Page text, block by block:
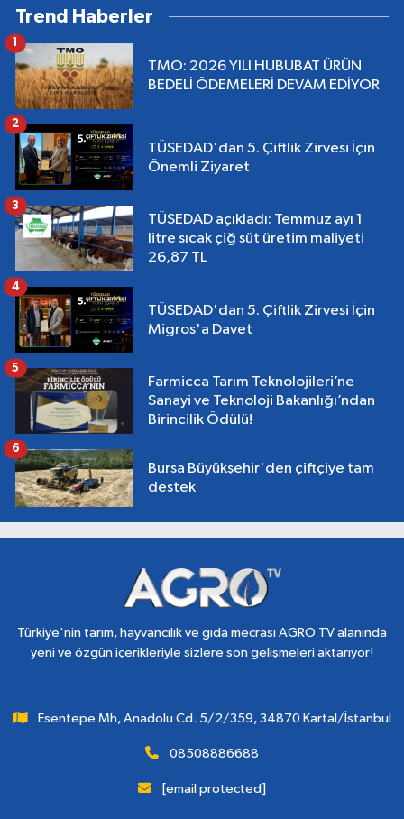
Trend Haberler
TMO: 2026 YILI HUBUBAT ÜRÜN
BEDELİ ÖDEMELERİ DEVAM EDİYOR
1
TÜSEDAD'dan 5. Çiftlik Zirvesi İçin
Önemli Ziyaret
2
TÜSEDAD açıkladı: Temmuz ayı 1
litre sıcak çiğ süt üretim maliyeti
26,87 TL
3
TÜSEDAD'dan 5. Çiftlik Zirvesi İçin
Migros'a Davet
4
Farmicca Tarım Teknolojileri’ne
Sanayi ve Teknoloji Bakanlığı’ndan
Birincilik Ödülü!
5
Bursa Büyükşehir'den çiftçiye tam
destek
6
Türkiye'nin tarım, hayvancılık ve gıda mecrası AGRO TV alanında
yeni ve özgün içerikleriyle sizlere son gelişmeleri aktarıyor!
Esentepe Mh, Anadolu Cd. 5/2/359, 34870 Kartal/İstanbul
08508886688
[email protected]